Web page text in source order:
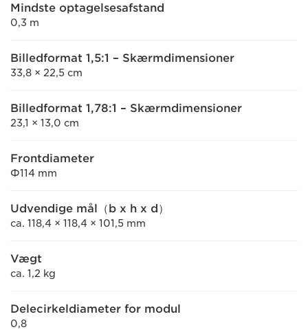
Mindste optagelsesafstand
0,3 m
Billedformat 1,5:1 – Skærmdimensioner
33,8 × 22,5 cm
Billedformat 1,78:1 – Skærmdimensioner
23,1 × 13,0 cm
Frontdiameter
Φ114 mm
Udvendige mål（b x h x d）
ca. 118,4 × 118,4 × 101,5 mm
Vægt
ca. 1,2 kg
Delecirkeldiameter for modul
0,8